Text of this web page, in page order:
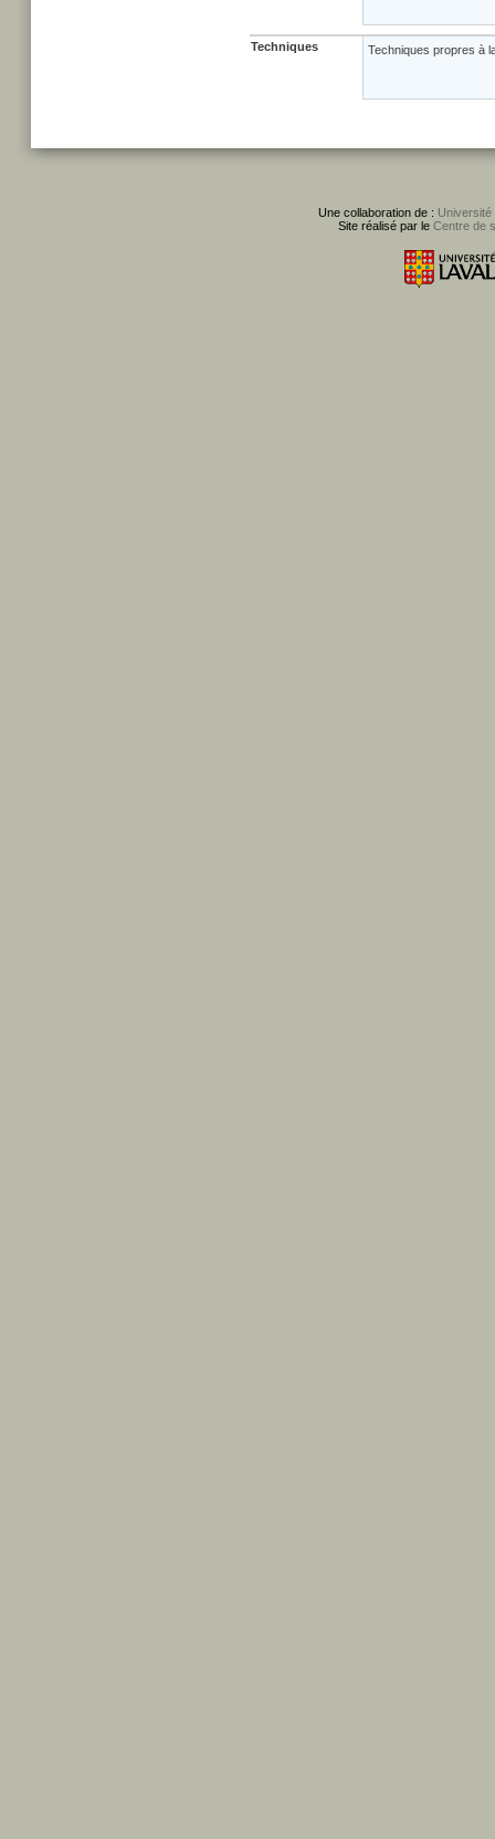
Techniques Techniques propres à
Une collaboration de : Université
Site réalisé par le Centre de